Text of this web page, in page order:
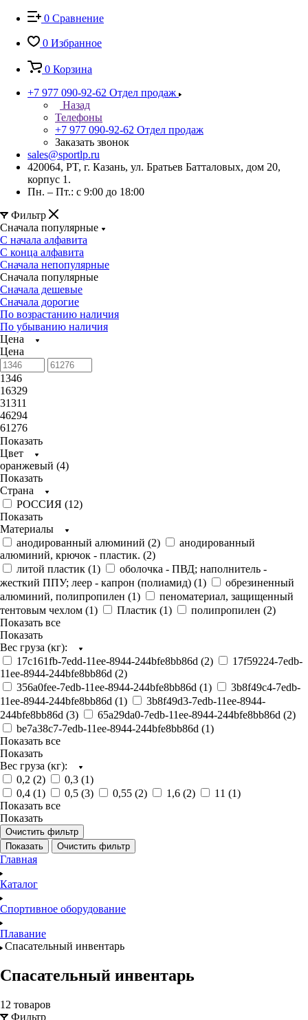
0 Сравнение
0 Избранное
0 Корзина
+7 977 090-92-62 Отдел продаж
Назад
Телефоны
+7 977 090-92-62 Отдел продаж
Заказать звонок
sales@sportlp.ru
420064, PT, г. Казань, ул. Братьев Батталовых, дом 20,
корпус 1.
Пн. – Пт.: с 9:00 до 18:00
Фильтр
Сначала популярные
С начала алфавита
С конца алфавита
Сначала непопулярные
Сначала популярные
Сначала дешевые
Сначала дорогие
По возрастанию наличия
По убыванию наличия
Цена
Цена
1346
16329
31311
46294
61276
Показать
Цвет
оранжевый (4)
Показать
Страна
РОССИЯ (12)
Показать
Материалы
анодированный алюминий (2)
анодированный
алюминий, крючок - пластик. (2)
литой пластик (1)
оболочка - ПВД; наполнитель -
жесткий ППУ; леер - капрон (полиамид) (1)
обрезиненный
алюминий, полипропилен (1)
пеноматериал, защищенный
тентовым чехлом (1) Пластик (1) полипропилен (2)
Показать все
Показать
Вес груза (кг):
17c161fb-7edd-11ee-8944-244bfe8bb86d (2)
17f59224-7edb-
11ee-8944-244bfe8bb86d (2)
356a0fee-7edb-11ee-8944-244bfe8bb86d (1)
3b8f49c4-7edb-
11ee-8944-244bfe8bb86d (1)
3b8f49d3-7edb-11ee-8944-
244bfe8bb86d (3) 65a29da0-7edb-11ee-8944-244bfe8bb86d (2)
be7a38c7-7edb-11ee-8944-244bfe8bb86d (1)
Показать все
Показать
Вес груза (кг):
0,2 (2) 0,3 (1)
0,4 (1) 0,5 (3) 0,55 (2) 1,6 (2) 11 (1)
Показать все
Показать
Очистить фильтр
Показать
Очистить фильтр
Главная
Каталог
Спортивное оборудование
Плавание
Спасательный инвентарь
Спасательный инвентарь
12 товаров
Фильтр